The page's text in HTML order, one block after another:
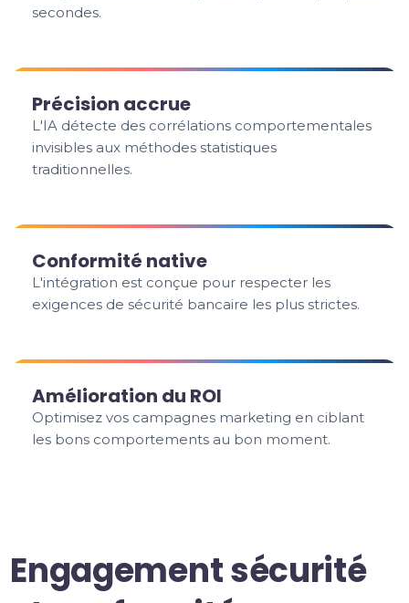
secondes.
Précision accrue
L'IA détecte des corrélations comportementales
invisibles aux méthodes statistiques
traditionnelles.
Conformité native
L'intégration est conçue pour respecter les
exigences de sécurité bancaire les plus strictes.
Amélioration du ROI
Optimisez vos campagnes marketing en ciblant
les bons comportements au bon moment.
Engagement sécurité